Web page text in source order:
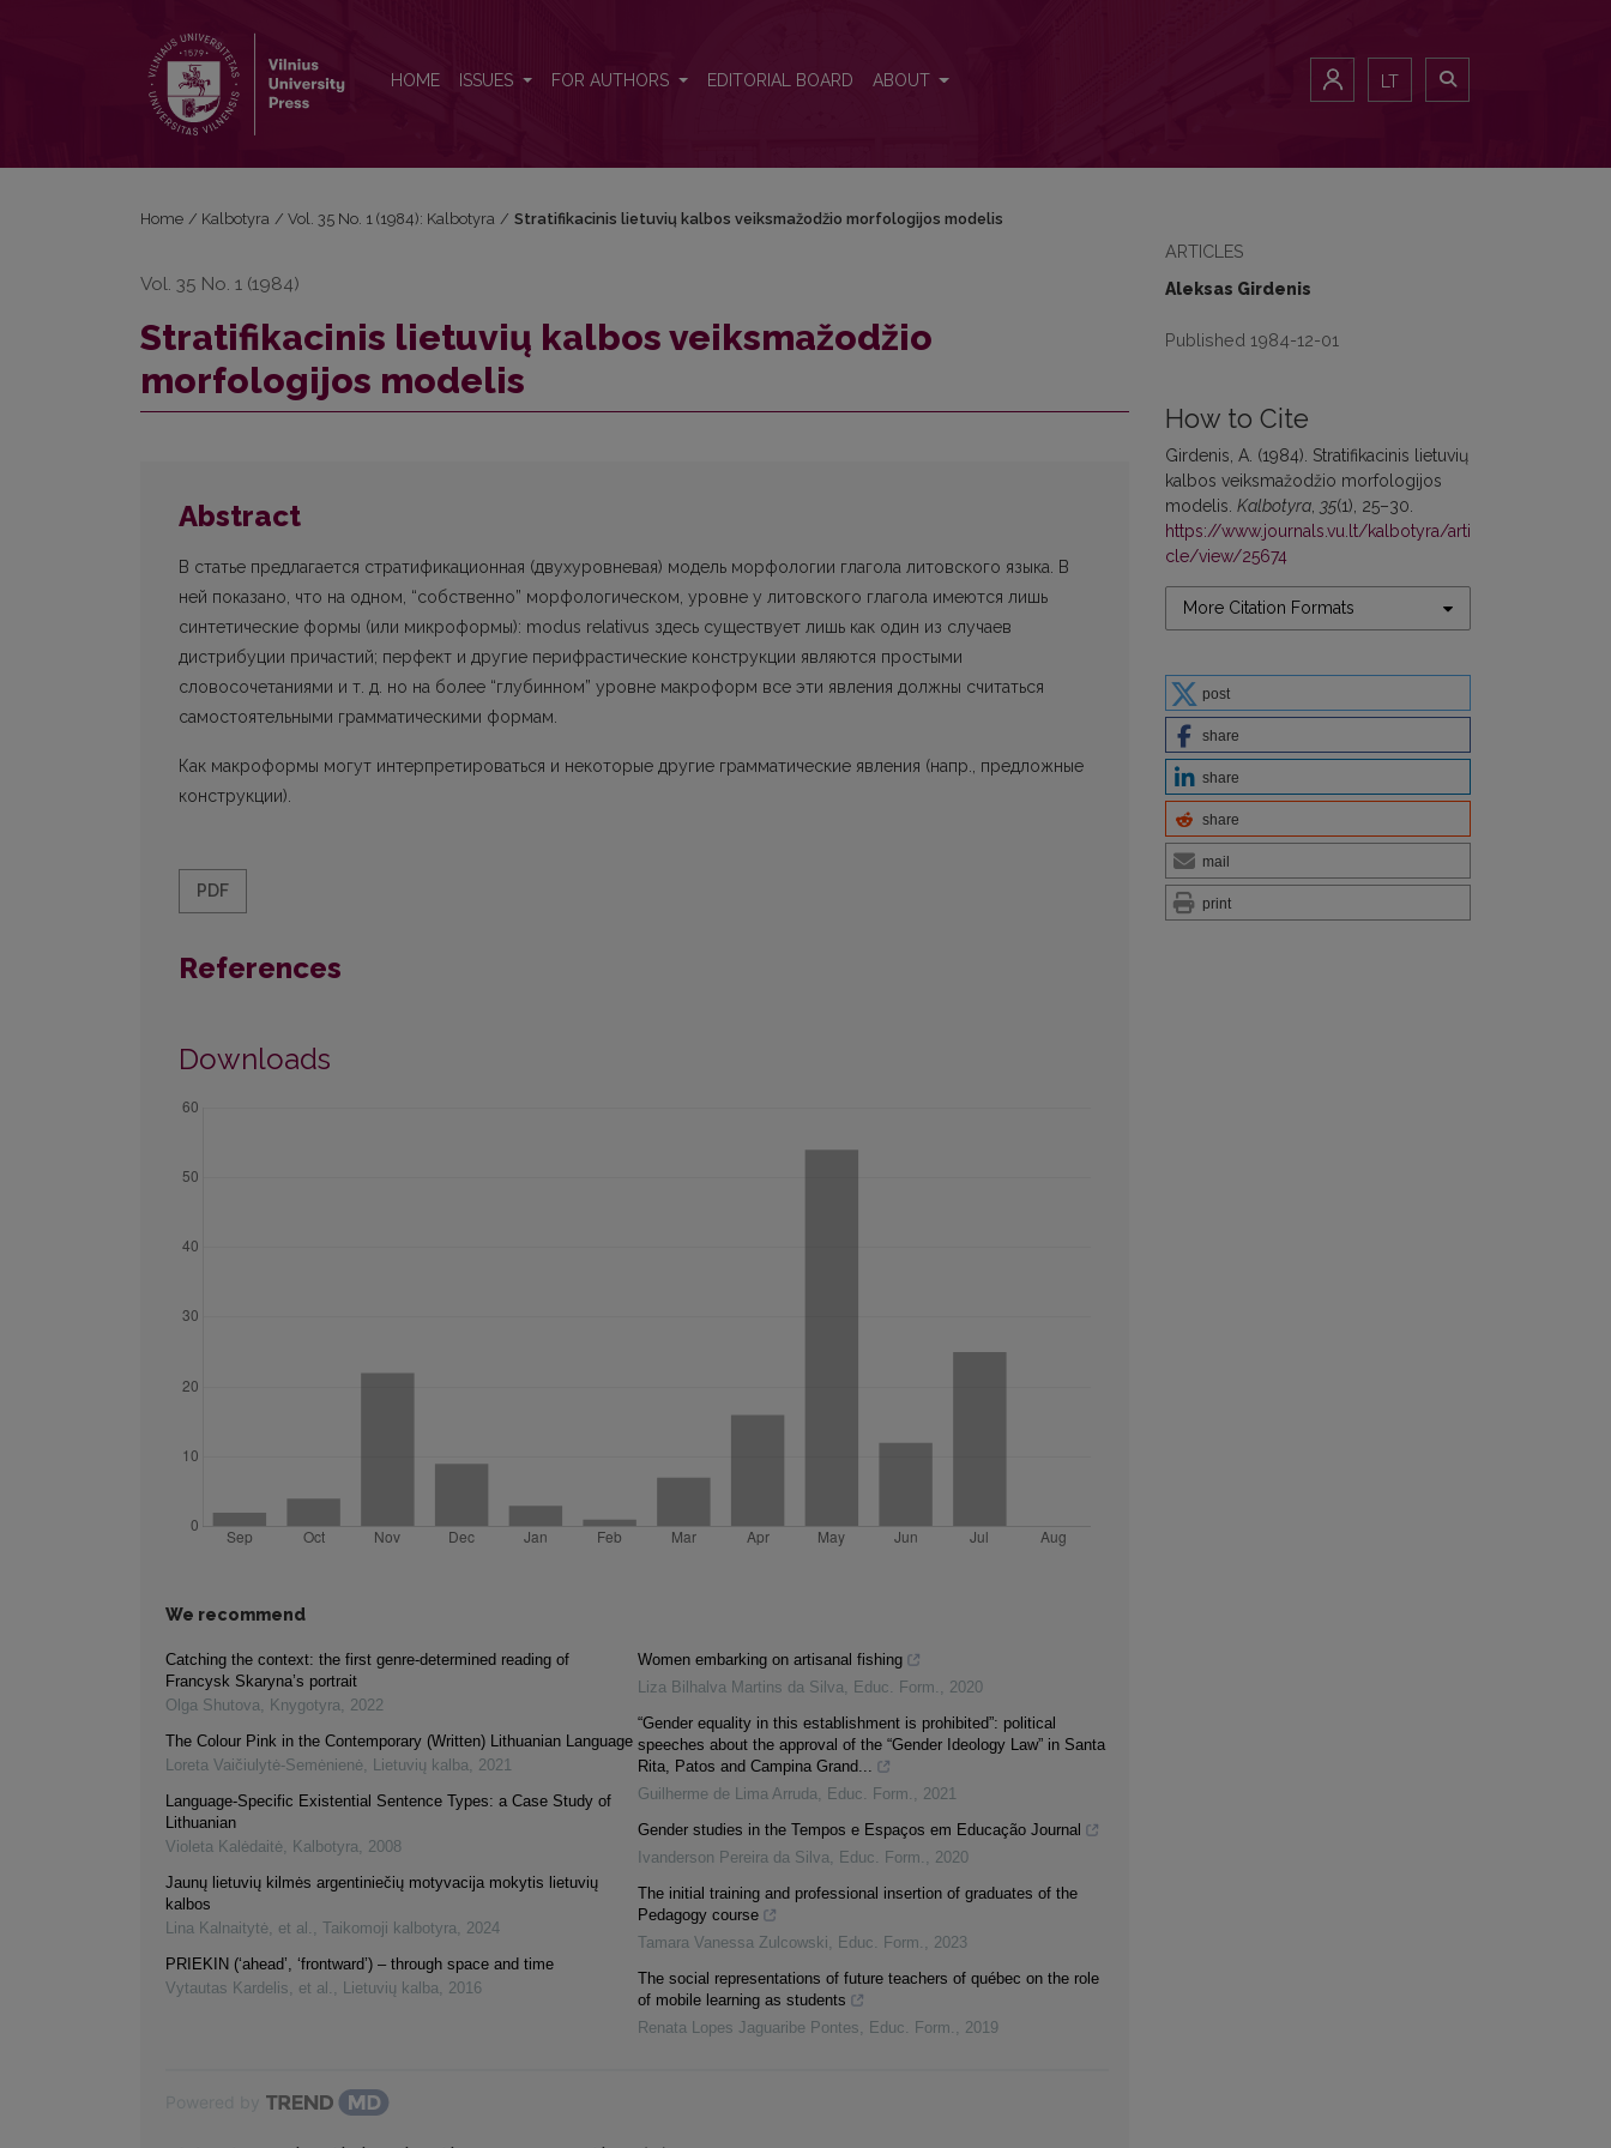
HOME ISSUES FOR AUTHORS EDITORIAL BOARD ABOUT LT
ARTICLES
Aleksas Girdenis
Published 1984-12-01
How to Cite
Girdenis, A. (1984). Stratifikacinis lietuvių
kalbos veiksmažodžio morfologijos
modelis. Kalbotyra 35(1), 25–30.
https://www.journals.vu.lt/kalbotyra/arti
cle/view/25674
More Citation Formats
post
share
share
share
mail
print
Home / Kalbotyra / Vol. 35 No. 1 (1984): Kalbotyra / Stratifikacinis lietuvių kalbos veiksmažodžio morfologijos modelis
Vol. 35 No. 1 (1984)
Stratifikacinis lietuvių kalbos veiksmažodžio
morfologijos modelis
Abstract
В статье предлагается стратификационная (двухуровневая) модель морфологии глагола литовского языка. В
ней показано, что на одном, “собственно” морфологическом, уровне у литовского глагола имеются лишь
синтетические формы (или микроформы): modus relativus здесь существует лишь как один из случаев
дистрибуции причастий; перфект и другие перифрастические конструкции являются простыми
словосочетaниями и т. д. но на более “глубинном” уровне макроформ все эти явления должны считаться
самостоятельными грамматическими формам.
Как макроформы могут интерпретироваться и некоторые другие грамматические явления (напр., предложные
конструкции).
PDF
References
Downloads
We recommend
Catching the context: the first genre-determined reading of
Francysk Skaryna’s portrait
Olga Shutova, Knygotyra, 2022
The Colour Pink in the Contemporary (Written) Lithuanian Language
Loreta Vaičiulytė-Semėnienė, Lietuvių kalba, 2021
Language-Specific Existential Sentence Types: a Case Study of
Lithuanian
Violeta Kalėdaitė, Kalbotyra, 2008
Jaunų lietuvių kilmės argentiniečių motyvacija mokytis lietuvių
kalbos
Lina Kalnaitytė, et al. , Taikomoji kalbotyra, 2024
PRIEKIN (‘ahead’, ‘frontward’) – through space and time
Vytautas Kardelis, et al. , Lietuvių kalba, 2016
Women embarking on artisanal fishing
Liza Bilhalva Martins da Silva, Educ. Form. , 2020
“Gender equality in this establishment is prohibited”: political
speeches about the approval of the “Gender Ideology Law” in Santa
Rita, Patos and Campina Grand...
Guilherme de Lima Arruda, Educ. Form. , 2021
Gender studies in the Tempos e Espaços em Educação Journal
Ivanderson Pereira da Silva, Educ. Form. , 2020
The initial training and professional insertion of graduates of the
Pedagogy course
Tamara Vanessa Zulcowski, Educ. Form. , 2023
The social representations of future teachers of québec on the role
of mobile learning as students
Renata Lopes Jaguaribe Pontes, Educ. Form. , 2019